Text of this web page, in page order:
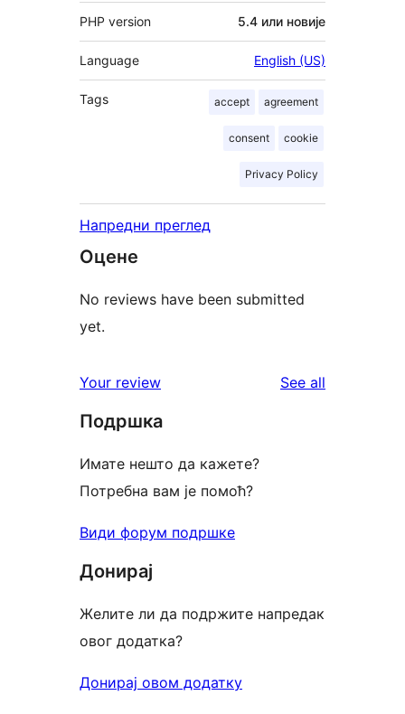
PHP version 5.4 или новије
Language English (US)
Tags accept agreement
consent cookie
Privacy Policy
Напредни преглед
Оцене
No reviews have been submitted
yet.
Your review See all
Подршка
Имате нешто да кажете?
Потребна вам је помоћ?
Види форум подршке
Донирај
Желите ли да подржите напредак
овог додатка?
Донирај овом додатку